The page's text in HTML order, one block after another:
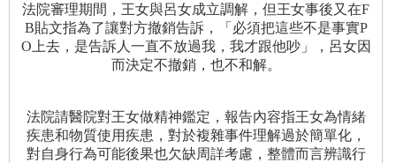
法院審理期間，王女與呂女成立調解，但王女事後又在F
B貼文指為了讓對方撤銷告訴，「必須把這些不是事實P
O上去，是告訴人一直不放過我，我才跟他吵」，呂女因
而決定不撤銷，也不和解。
法院請醫院對王女做精神鑑定，報告內容指王女為情緒
疾患和物質使用疾患，對於複雜事件理解過於簡單化，
對自身行為可能後果也欠缺周詳考慮，整體而言辨識行